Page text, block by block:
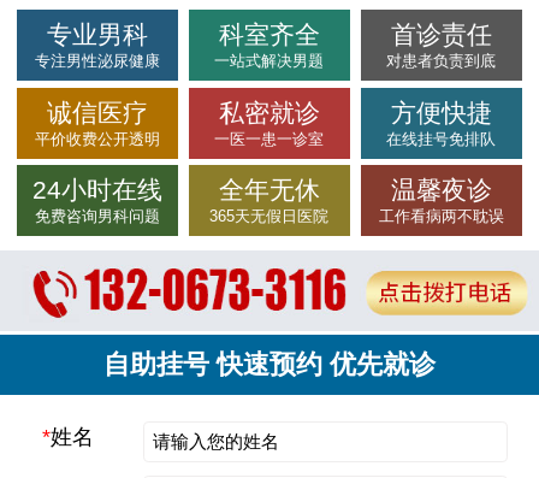
专业男科
专注男性泌尿健康
科室齐全
一站式解决男题
首诊责任
对患者负责到底
诚信医疗
平价收费公开透明
私密就诊
一医一患一诊室
方便快捷
在线挂号免排队
24小时在线
免费咨询男科问题
全年无休
365天无假日医院
温馨夜诊
工作看病两不耽误
自助挂号 快速预约 优先就诊
*姓名